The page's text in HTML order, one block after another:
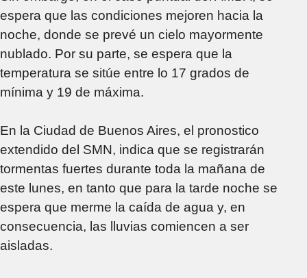
espera que las condiciones mejoren hacia la
noche, donde se prevé un cielo mayormente
nublado. Por su parte, se espera que la
temperatura se sitúe entre lo 17 grados de
mínima y 19 de máxima.
En la Ciudad de Buenos Aires, el pronostico
extendido del SMN, indica que se registrarán
tormentas fuertes durante toda la mañana de
este lunes, en tanto que para la tarde noche se
espera que merme la caída de agua y, en
consecuencia, las lluvias comiencen a ser
aisladas.